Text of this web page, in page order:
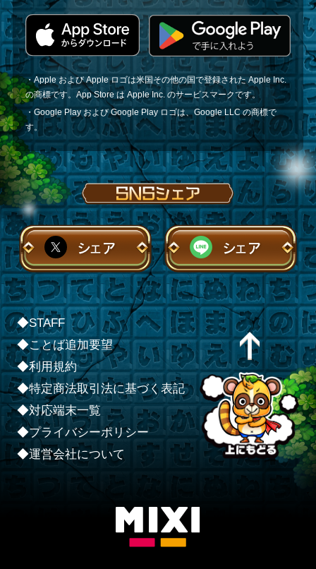
・Apple および Apple ロゴは米国その他の国で登録された Apple Inc.
の商標です。App Store は Apple Inc. のサービスマークです。
・Google Play および Google Play ロゴは、Google LLC の商標で
す。
シェア シェア
◆STAFF
◆ことば追加要望
◆利用規約
◆特定商法取引法に基づく表記
◆対応端末一覧
◆プライバシーポリシー
◆運営会社について